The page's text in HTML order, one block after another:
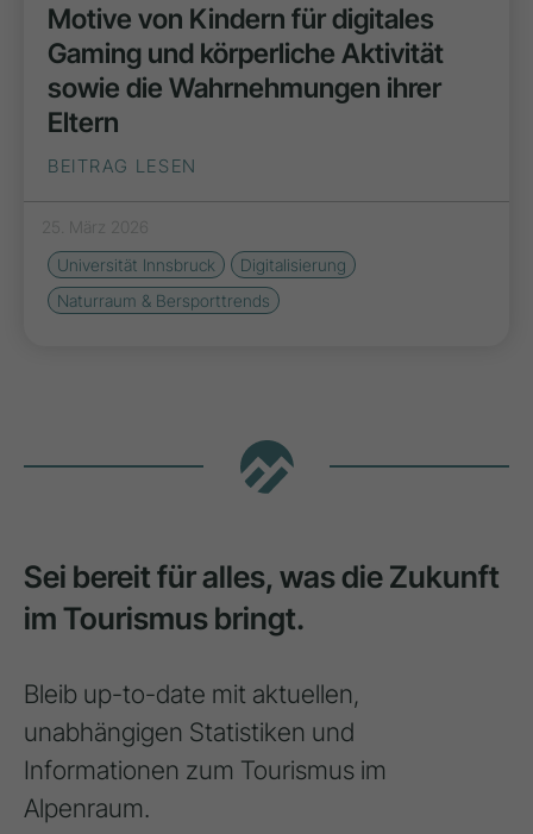
Motive von Kindern für digitales
Gaming und körperliche Aktivität
sowie die Wahrnehmungen ihrer
Eltern
BEITRAG LESEN
25. März 2026
Universität Innsbruck
Digitalisierung
Naturraum & Bersporttrends
Sei bereit für alles, was die Zukunft
im Tourismus bringt.
Bleib up-to-date mit aktuellen,
unabhängigen Statistiken und
Informationen zum Tourismus im
Alpenraum.